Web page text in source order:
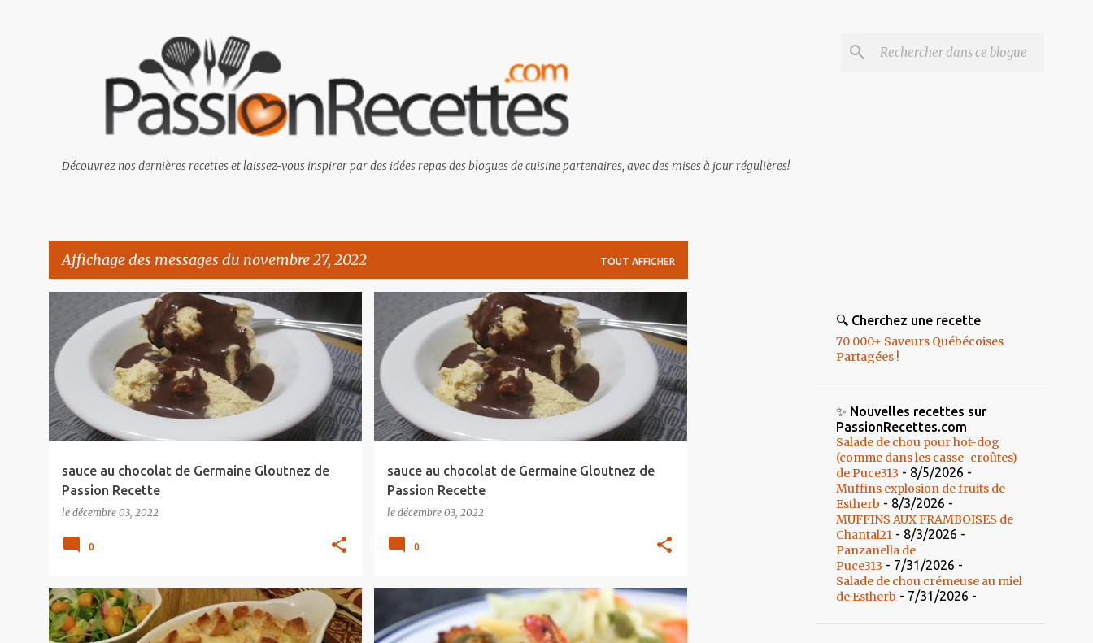
Découvrez nos dernières recettes et laissez-vous inspirer par des idées repas des blogues de cuisine partenaires, avec des mises à jour régulières!
Affichage des messages du novembre 27, 2022 TOUT AFFICHER
e
s
s
a
g
sauce au chocolat de Germaine Gloutnez de
Passion Recette
le décembre 03, 2022
0
sauce au chocolat de Germaine Gloutnez de
Passion Recette
le décembre 03, 2022
0
🔍 Cherchez une recette
70 000+ Saveurs Québécoises
Partagées !
✨ Nouvelles recettes sur
PassionRecettes.com
Salade de chou pour hot-dog
(comme dans les casse-croûtes)
de Puce313 - 8/5/2026 -
Muffins explosion de fruits de
Estherb - 8/3/2026 -
MUFFINS AUX FRAMBOISES de
Chantal21 - 8/3/2026 -
Panzanella de
Puce313 - 7/31/2026 -
Salade de chou crémeuse au miel
de Estherb - 7/31/2026 -